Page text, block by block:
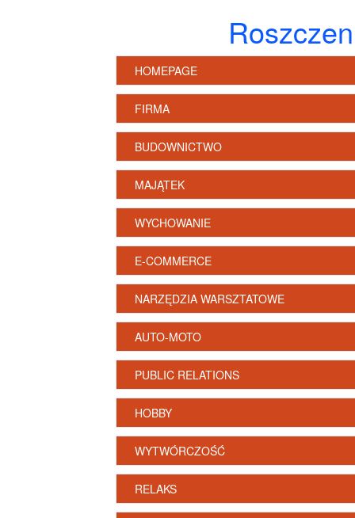
HOMEPAGE
FIRMA
BUDOWNICTWO
MAJĄTEK
WYCHOWANIE
E-COMMERCE
NARZĘDZIA WARSZTATOWE
AUTO-MOTO
PUBLIC RELATIONS
HOBBY
WYTWÓRCZOŚĆ
RELAKS